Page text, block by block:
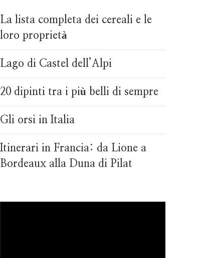
La lista completa dei cereali e le
loro proprietà
Lago di Castel dell’Alpi
20 dipinti tra i più belli di sempre
Gli orsi in Italia
Itinerari in Francia: da Lione a
Bordeaux alla Duna di Pilat